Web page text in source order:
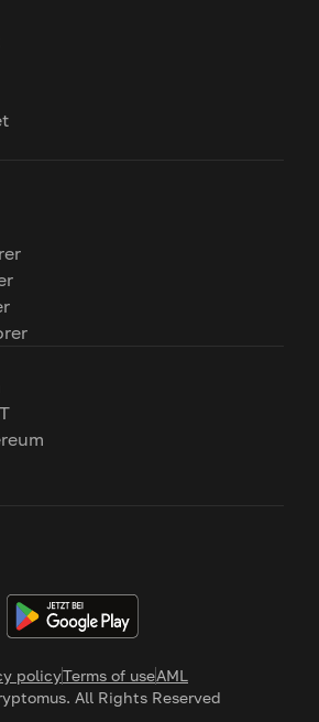
policyTerms of useAML
All Rights Reserved